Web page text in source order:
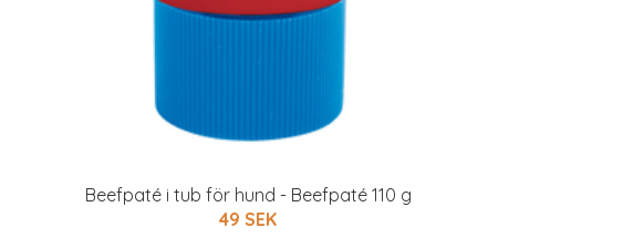
Beefpaté i tub för hund - Beefpaté 110 g
49 SEK